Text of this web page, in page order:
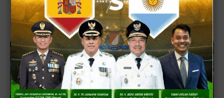
Tri Adhianto: Tak Ingin Warga Terus-Menerus Alami Banjir
Setiap Hujan, Normalisasi Ini Sangat Pe…